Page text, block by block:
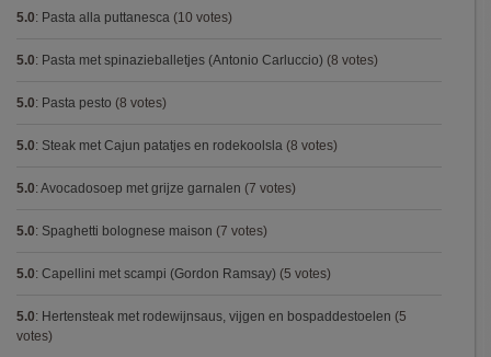
5.0: Pasta alla puttanesca (10 votes)
5.0: Pasta met spinazieballetjes (Antonio Carluccio) (8 votes)
5.0: Pasta pesto (8 votes)
5.0: Steak met Cajun patatjes en rodekoolsla (8 votes)
5.0: Avocadosoep met grijze garnalen (7 votes)
5.0: Spaghetti bolognese maison (7 votes)
5.0: Capellini met scampi (Gordon Ramsay) (5 votes)
5.0: Hertensteak met rodewijnsaus, vijgen en bospaddestoelen (5
votes)